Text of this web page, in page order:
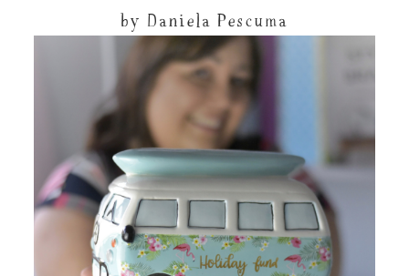
by Daniela Pescuma